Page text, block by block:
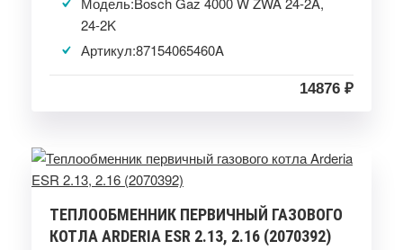
24-2K
Артикул:87154065460A
14876 ₽
ТЕПЛООБМЕННИК ПЕРВИЧНЫЙ ГАЗОВОГО
КОТЛА ARDERIA ESR 2.13, 2.16 (2070392)